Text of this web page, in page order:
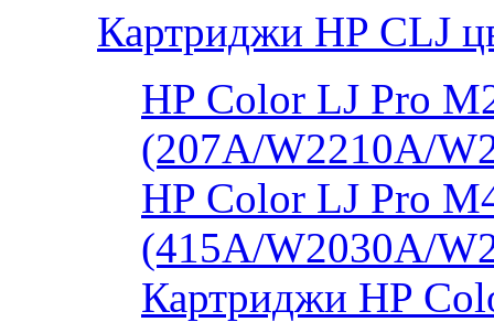
Картриджи HP CLJ
HP Color LJ Pro
(207A/W2210A/
HP Color LJ Pro
(415A/W2030A/
Картриджи HP